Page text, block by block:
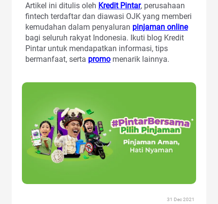
Artikel ini ditulis oleh Kredit Pintar, perusahaan
fintech terdaftar dan diawasi OJK yang memberi
kemudahan dalam penyaluran pinjaman online
bagi seluruh rakyat Indonesia. Ikuti blog Kredit
Pintar untuk mendapatkan informasi, tips
bermanfaat, serta promo menarik lainnya.
31 Dec 2021